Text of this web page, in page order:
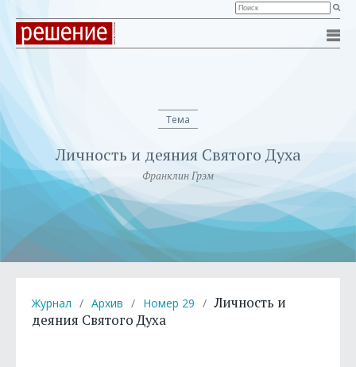
Тема
Личность и деяния Святого Духа
Франклин Грэм
Журнал / Архив / Номер 29 / Личность и
деяния Святого Духа